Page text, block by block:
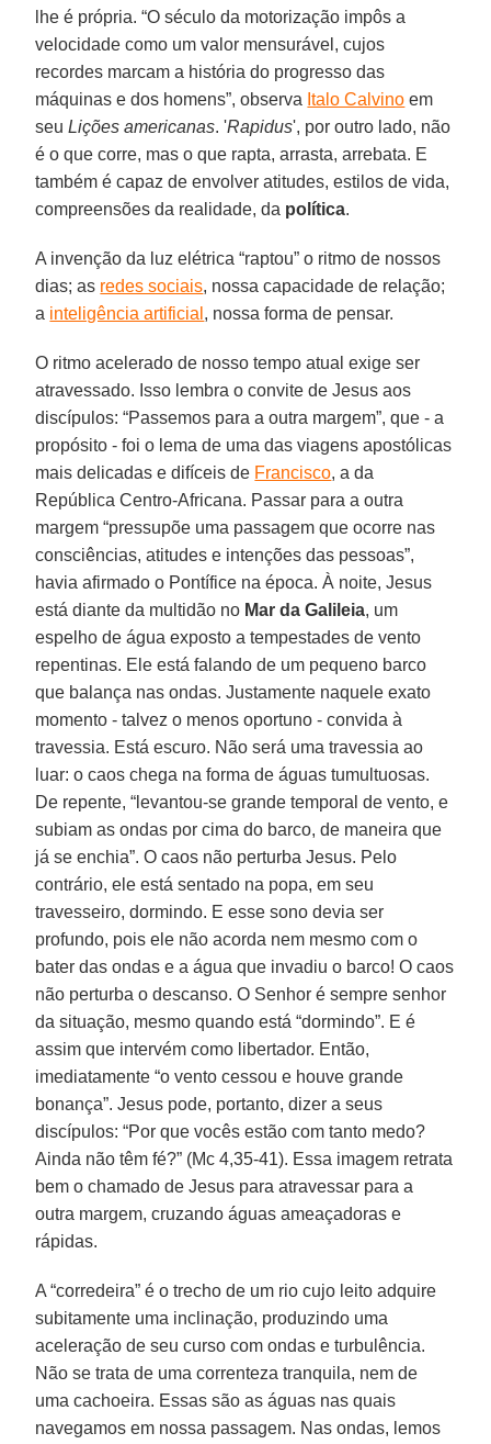
lhe é própria. “O século da motorização impôs a
velocidade como um valor mensurável, cujos
recordes marcam a história do progresso das
máquinas e dos homens”, observa Italo Calvino em
seuLições americanas. 'Rapidus', por outro lado, não
é o que corre, mas o que rapta, arrasta, arrebata. E
também é capaz de envolver atitudes, estilos de vida,
compreensões da realidade, da política.
A invenção da luz elétrica “raptou” o ritmo de nossos
dias; as redes sociais, nossa capacidade de relação;
a inteligência artificial , nossa forma de pensar.
O ritmo acelerado de nosso tempo atual exige ser
atravessado. Isso lembra o convite de Jesus aos
discípulos: “Passemos para a outra margem”, que - a
propósito - foi o lema de uma das viagens apostólicas
mais delicadas e difíceis de Francisco, a da
República Centro-Africana. Passar para a outra
margem “pressupõe uma passagem que ocorre nas
consciências, atitudes e intenções das pessoas”,
havia afirmado o Pontífice na época. À noite, Jesus
está diante da multidão no Mar da Galileia, um
espelho de água exposto a tempestades de vento
repentinas. Ele está falando de um pequeno barco
que balança nas ondas. Justamente naquele exato
momento - talvez o menos oportuno - convida à
travessia. Está escuro. Não será uma travessia ao
luar: o caos chega na forma de águas tumultuosas.
De repente, “levantou-se grande temporal de vento, e
subiam as ondas por cima do barco, de maneira que
já se enchia”. O caos não perturba Jesus. Pelo
contrário, ele está sentado na popa, em seu
travesseiro, dormindo. E esse sono devia ser
profundo, pois ele não acorda nem mesmo com o
bater das ondas e a água que invadiu o barco! O caos
não perturba o descanso. O Senhor é sempre senhor
da situação, mesmo quando está “dormindo”. E é
assim que intervém como libertador. Então,
imediatamente “o vento cessou e houve grande
bonança”. Jesus pode, portanto, dizer a seus
discípulos: “Por que vocês estão com tanto medo?
Ainda não têm fé?” (Mc 4,35-41). Essa imagem retrata
bem o chamado de Jesus para atravessar para a
outra margem, cruzando águas ameaçadoras e
rápidas.
A “corredeira” é o trecho de um rio cujo leito adquire
subitamente uma inclinação, produzindo uma
aceleração de seu curso com ondas e turbulência.
Não se trata de uma correnteza tranquila, nem de
uma cachoeira. Essas são as águas nas quais
navegamos em nossa passagem. Nas ondas, lemos